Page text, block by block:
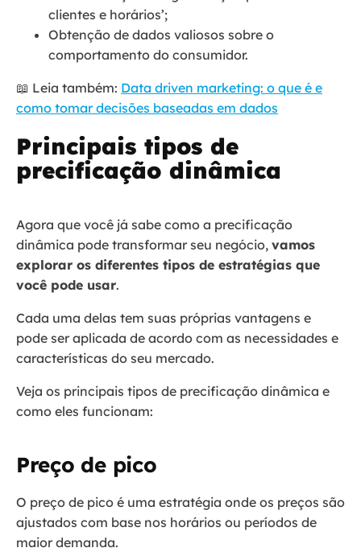
clientes e horários’;
Obtenção de dados valiosos sobre o
comportamento do consumidor.
📖 Leia também: Data driven marketing: o que é e
como tomar decisões baseadas em dados
Principais tipos de
precificação dinâmica
Agora que você já sabe como a precificação
dinâmica pode transformar seu negócio, vamos
explorar os diferentes tipos de estratégias que
você pode usar.
Cada uma delas tem suas próprias vantagens e
pode ser aplicada de acordo com as necessidades e
características do seu mercado.
Veja os principais tipos de precificação dinâmica e
como eles funcionam:
Preço de pico
O preço de pico é uma estratégia onde os preços são
ajustados com base nos horários ou períodos de
maior demanda.